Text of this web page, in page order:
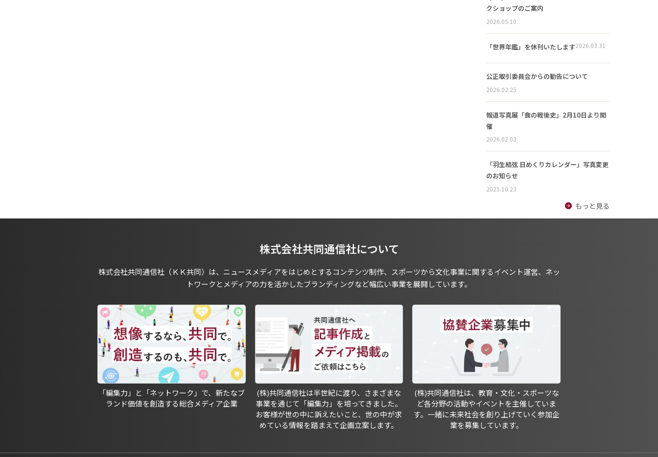
クショップのご案内
2026.05.10
「世界年鑑」を休刊いたします2026.03.31
公正取引委員会からの勧告について
2026.02.25
報道写真展「食の戦後史」2月10日より開
催
2026.02.03
「羽生結弦 日めくりカレンダー」写真変更
のお知らせ
2025.10.23
もっと見る
株式会社共同通信社について
株式会社共同通信社（ＫＫ共同）は、ニュースメディアをはじめとするコンテンツ制作、スポーツから文化事業に関するイベント運営、ネッ
トワークとメディアの力を活かしたブランディングなど幅広い事業を展開しています。
「編集力」と「ネットワーク」で、新たなブ
ランド価値を創造する総合メディア企業
(株)共同通信社は半世紀に渡り、さまざまな
事業を通じて「編集力」を培ってきました。
お客様が世の中に訴えたいこと、世の中が求
めている情報を踏まえて企画立案します。
(株)共同通信社は、教育・文化・スポーツな
ど各分野の活動やイベントを主催していま
す。一緒に未来社会を創り上げていく参加企
業を募集しています。